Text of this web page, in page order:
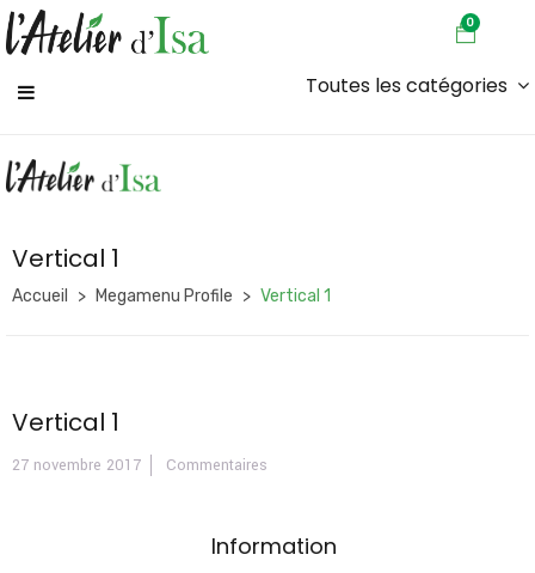
0
Toutes les catégories
Vertical 1
Accueil Megamenu Profile Vertical 1
Vertical 1
27 novembre 2017 Commentaires
Information